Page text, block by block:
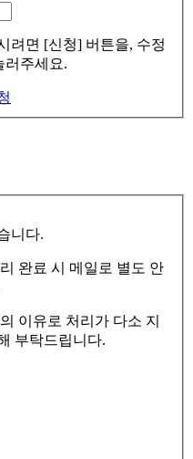
려면 [신청] 버튼을, 수정
러주세요.
니다.
완료 시 메일로 별도 안
이유로 처리가 다소 지
부탁드립니다.